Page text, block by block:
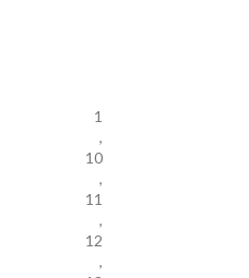
1
,
10
,
11
,
12
,